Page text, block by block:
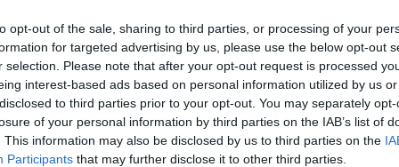
opt-out of the sale, sharing to third parties, or processing of your
for targeted advertising by us, please use the below opt-out
selection. Please note that after your opt-out request is processed
interest-based ads based on personal information utilized by us
to third parties prior to your opt-out. You may separately
of your personal information by third parties on the IAB’s list of
This information may also be disclosed by us to third parties on the
Participants that may further disclose it to other third parties.
25
VIDEO. Mesajul superb al Sorinei,
de la New York. Fetița scoasă...
Redacţia - sâmbătă, 16 noiembrie 2019 6